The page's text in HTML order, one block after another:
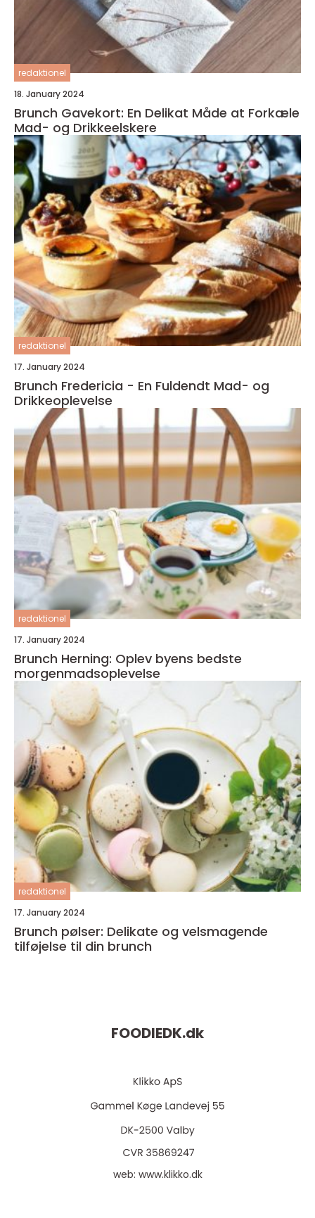
redaktionel
18. January 2024
Brunch Gavekort: En Delikat Måde at Forkæle
Mad- og Drikkeelskere
redaktionel
17. January 2024
Brunch Fredericia - En Fuldendt Mad- og
Drikkeoplevelse
redaktionel
17. January 2024
Brunch Herning: Oplev byens bedste
morgenmadsoplevelse
redaktionel
17. January 2024
Brunch pølser: Delikate og velsmagende
tilføjelse til din brunch
FOODIEDK.dk
web: www.klikko.dk